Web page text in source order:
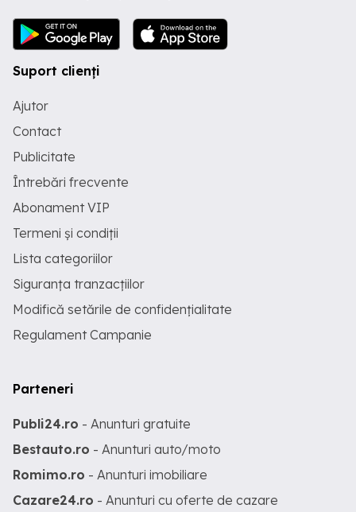
Suport clienți
Ajutor
Contact
Publicitate
Întrebări frecvente
Abonament VIP
Termeni și condiții
Lista categoriilor
Siguranța tranzacțiilor
Modifică setările de confidențialitate
Regulament Campanie
Parteneri
Publi24.ro - Anunturi gratuite
Bestauto.ro - Anunturi auto/moto
Romimo.ro - Anunturi imobiliare
Cazare24.ro - Anunturi cu oferte de cazare